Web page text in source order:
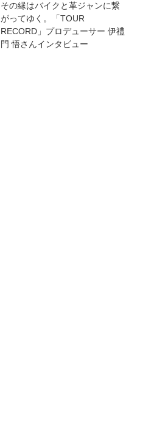
その縁はバイクと革ジャンに繋
がってゆく。「TOUR
RECORD」プロデューサー 伊禮
門 悟さんインタビュー